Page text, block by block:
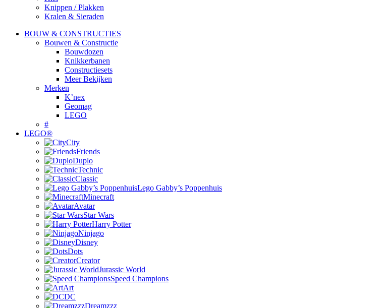
Knippen / Plakken
Kralen & Sieraden
BOUW & CONSTRUCTIES
Bouwen & Constructie
Bouwdozen
Knikkerbanen
Constructiesets
Meer Bekijken
Merken
K’nex
Geomag
LEGO
#
LEGO®
City
Friends
Duplo
Technic
Classic
Lego Gabby’s Poppenhuis
Minecraft
Avatar
Star Wars
Harry Potter
Ninjago
Disney
Dots
Creator
Jurassic World
Speed Champions
Art
DC
Dreamzzz